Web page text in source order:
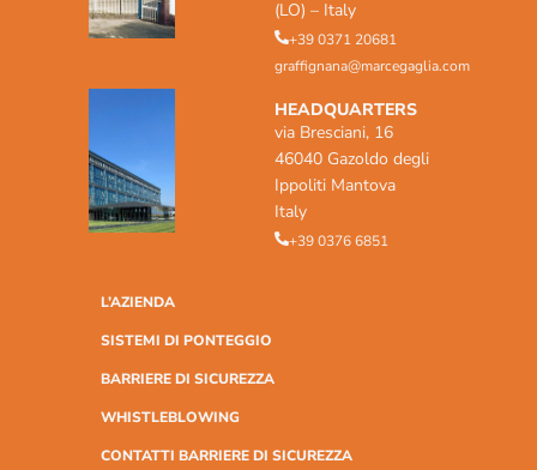
(LO) – Italy
+39 0371 20681
graffignana@marcegaglia.com
HEADQUARTERS
via Bresciani, 16
46040 Gazoldo degli
Ippoliti Mantova
Italy
+39 0376 6851
L’AZIENDA
SISTEMI DI PONTEGGIO
BARRIERE DI SICUREZZA
WHISTLEBLOWING
CONTATTI BARRIERE DI SICUREZZA